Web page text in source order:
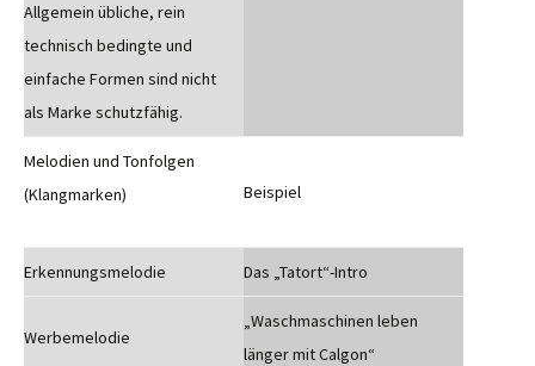
Allgemein übliche, rein
technisch bedingte und
einfache Formen sind nicht
als Marke schutzfähig.
Melodien und Tonfolgen
(Klangmarken)
Beispiel
Erkennungsmelodie Das „Tatort“-Intro
Werbemelodie
„Waschmaschinen leben
länger mit Calgon“